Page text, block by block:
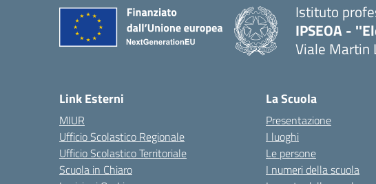
Istituto
IPSEOA -
Viale Martin
Link Esterni
MIUR
Ufficio Scolastico Regionale
Ufficio Scolastico Territoriale
Scuola in Chiaro
La Scuola
Presentazione
I luoghi
Le persone
I numeri della scuola